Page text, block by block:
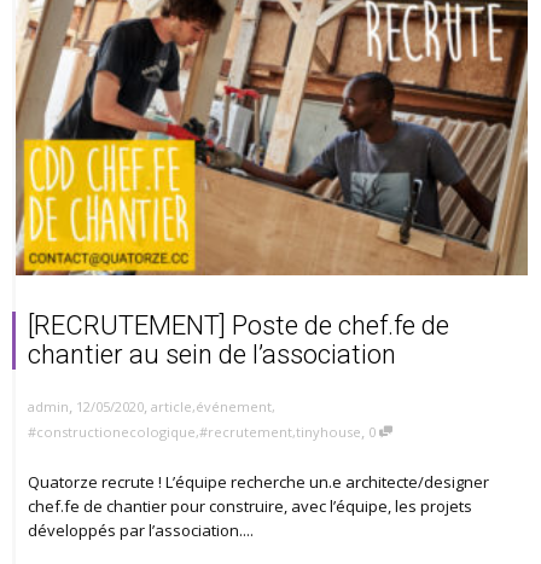
[RECRUTEMENT] Poste de chef.fe de
chantier au sein de l’association
admin, 12/05/2020, article,événement,
#constructionecologique,#recrutement,tinyhouse, 0
Quatorze recrute ! L’équipe recherche un.e architecte/designer
chef.fe de chantier pour construire, avec l’équipe, les projets
développés par l’association....